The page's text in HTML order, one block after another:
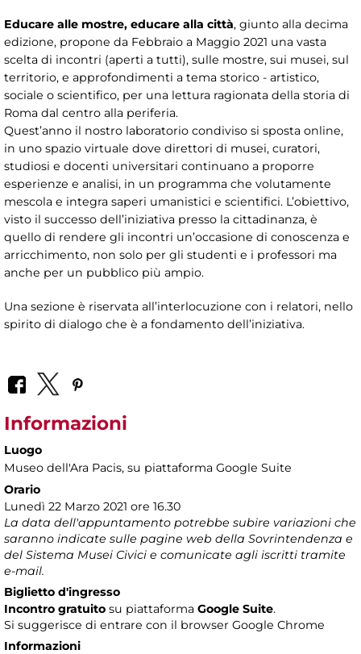
Educare alle mostre, educare alla città, giunto alla decima
edizione, propone da Febbraio a Maggio 2021 una vasta
scelta di incontri (aperti a tutti), sulle mostre, sui musei, sul
territorio, e approfondimenti a tema storico - artistico,
sociale o scientifico, per una lettura ragionata della storia di
Roma dal centro alla periferia.
Quest’anno il nostro laboratorio condiviso si sposta online,
in uno spazio virtuale dove direttori di musei, curatori,
studiosi e docenti universitari continuano a proporre
esperienze e analisi, in un programma che volutamente
mescola e integra saperi umanistici e scientifici. L’obiettivo,
visto il successo dell’iniziativa presso la cittadinanza, è
quello di rendere gli incontri un’occasione di conoscenza e
arricchimento, non solo per gli studenti e i professori ma
anche per un pubblico più ampio.
Una sezione è riservata all’interlocuzione con i relatori, nello
spirito di dialogo che è a fondamento dell’iniziativa.
Informazioni
Luogo
Museo dell'Ara Pacis, su piattaforma Google Suite
Orario
Lunedì 22 Marzo 2021 ore 16.30
La data dell'appuntamento potrebbe subire variazioni che
saranno indicate sulle pagine web della Sovrintendenza e
del Sistema Musei Civici e comunicate agli iscritti tramite
e-mail.
Biglietto d'ingresso
Incontro gratuito su piattaforma Google Suite.
Si suggerisce di entrare con il browser Google Chrome
Informazioni